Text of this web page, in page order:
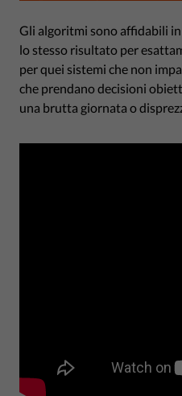
Gli algoritmi sono affidabili
lo stesso risultato per
per quei sistemi che non
che prendano decisioni
una brutta giornata o